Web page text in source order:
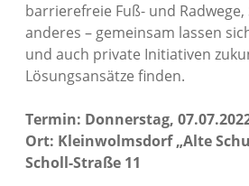
barrierefreie Fuß- und
anderes – gemeinsam lassen
und auch private Initiativen
Lösungsansätze finden.
Termin: Donnerstag,
Ort: Kleinwolmsdorf „Alte
Scholl-Straße 11